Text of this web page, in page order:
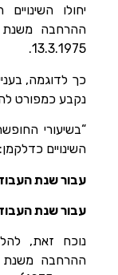
יחולו
13.3.1975.
נקבע כמפורט
השינויים כדלקמן:
עבור שנת
עבור שנת
נוכח זאת,